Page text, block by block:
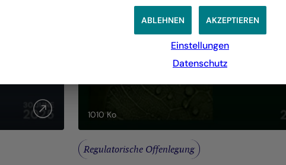
1010 Ko
Regulatorische Offenlegung
AKZEPTIEREN
ABLEHNEN
Einstellungen
Datenschutz